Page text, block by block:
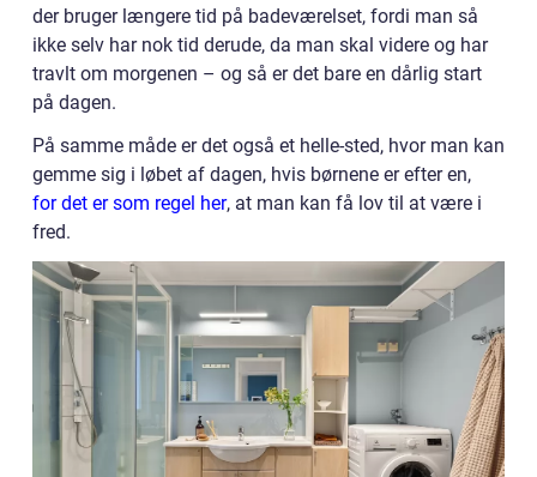
der bruger længere tid på badeværelset, fordi man så
ikke selv har nok tid derude, da man skal videre og har
travlt om morgenen – og så er det bare en dårlig start
på dagen.
På samme måde er det også et helle-sted, hvor man kan
gemme sig i løbet af dagen, hvis børnene er efter en,
for det er som regel her, at man kan få lov til at være i
fred.